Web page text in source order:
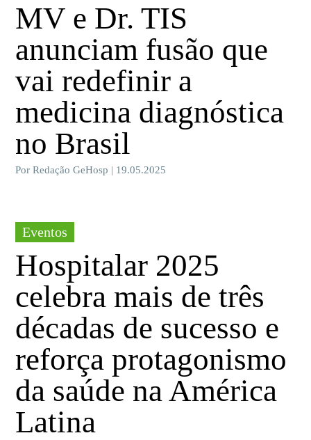
MV e Dr. TIS
anunciam fusão que
vai redefinir a
medicina diagnóstica
no Brasil
Por Redação GeHosp | 19.05.2025
Eventos
Hospitalar 2025
celebra mais de três
décadas de sucesso e
reforça protagonismo
da saúde na América
Latina